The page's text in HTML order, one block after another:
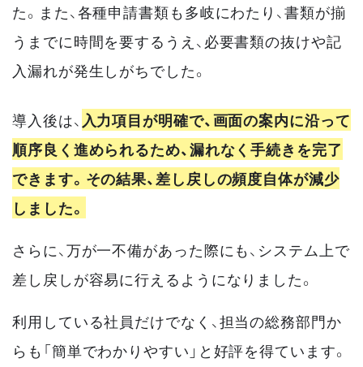
た。また、各種申請書類も多岐にわたり、書類が揃
うまでに時間を要するうえ、必要書類の抜けや記
入漏れが発生しがちでした。
導入後は、 入力項目が明確で、画面の案内に沿って
順序良く進められるため、漏れなく手続きを完了
できます。その結果、差し戻しの頻度自体が減少
しました。
さらに、万が一不備があった際にも、システム上で
差し戻しが容易に行えるようになりました。
利用している社員だけでなく、担当の総務部門か
らも「簡単でわかりやすい」と好評を得ています。